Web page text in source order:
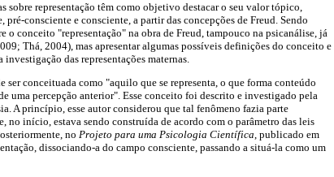
sobre representação têm como objetivo destacar o seu valor tópico,
consciente e consciente, a partir das concepções de Freud. Sendo
o conceito "representação" na obra de Freud, tampouco na psicanálise, já
Thá, 2004), mas apresentar algumas possíveis definições do conceito e
das representações maternas.
conceituada como "aquilo que se representa, o que forma conteúdo
uma percepção anterior". Esse conceito foi descrito e investigado pela
A princípio, esse autor considerou que tal fenômeno fazia parte
no início, estava sendo construída de acordo com o parâmetro das leis
no Projeto para uma Psicologia Científica, publicado em
dissociando-a do campo consciente, passando a situá-la como um